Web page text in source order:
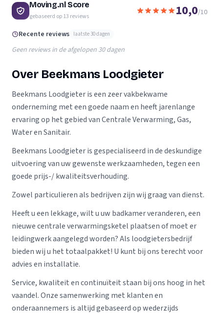
Moving.nl Score
gebaseerd op13 reviews 10,0/10
Recente reviews laatste 30 dagen
Geen reviews in de afgelopen 30 dagen
Over Beekmans Loodgieter
Beekmans Loodgieter is een zeer vakbekwame
onderneming met een goede naam en heeft jarenlange
ervaring op het gebied van Centrale Verwarming, Gas,
Water en Sanitair.
Beekmans Loodgieter is gespecialiseerd in de deskundige
uitvoering van uw gewenste werkzaamheden, tegen een
goede prijs-/ kwaliteitsverhouding.
Zowel particulieren als bedrijven zijn wij graag van dienst.
Heeft u een lekkage, wilt u uw badkamer veranderen, een
nieuwe centrale verwarmingsketel plaatsen of moet er
leidingwerk aangelegd worden? Als loodgietersbedrijf
bieden wij u het totaalpakket! U kunt bij ons terecht voor
advies en installatie.
Service, kwaliteit en continuïteit staan bij ons hoog in het
vaandel. Onze samenwerking met klanten en
onderaannemers is altijd gebaseerd op wederzijds